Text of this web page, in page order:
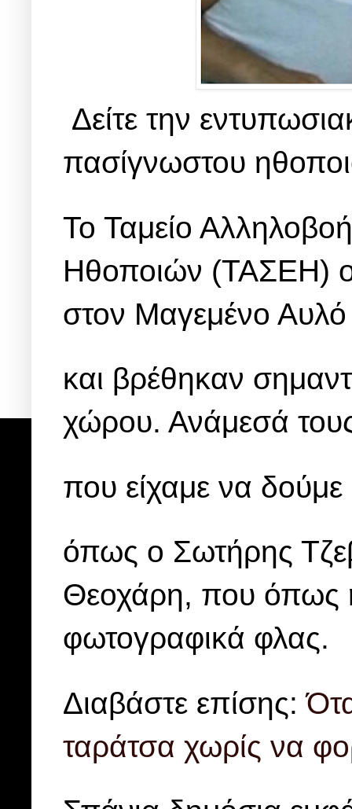
Δείτε την
πασίγνωστου
Το Ταμείο
Ηθοποιών (ΤΑΣΕΗ)
στον Μαγεμένο Αυλό
και βρέθηκαν
χώρου. Ανάμεσά
που είχαμε να δούμε
όπως ο Σωτήρης
Θεοχάρη, που όπως
φωτογραφικά φλας.
Διαβάστε επίσης:
ταράτσα χωρίς να